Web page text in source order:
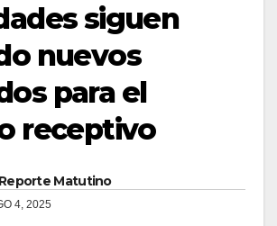
siguen
nuevos
para el
receptivo
Reporte Matutino
4, 2025